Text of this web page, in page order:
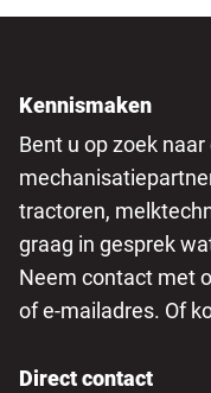
Kennismaken
Bent u op zoek
tractoren,
graag in gesprek
Neem contact met
of e-mailadres. Of
Direct contact